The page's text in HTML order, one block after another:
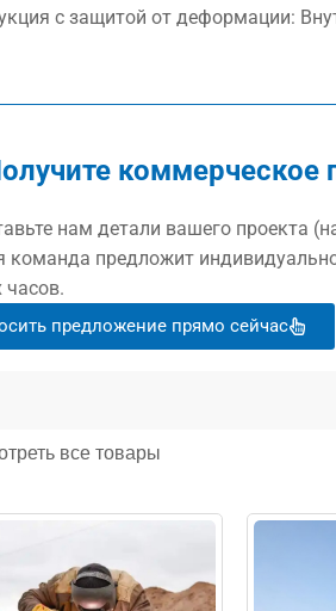
с защитой от деформации:
коммерческое
нам детали вашего проекта
команда предложит
часов.
предложение прямо сейчас
все товары